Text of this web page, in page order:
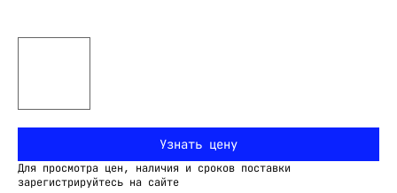
Узнать цену
Для просмотра цен, наличия и сроков поставки
зарегистрируйтесь на сайте